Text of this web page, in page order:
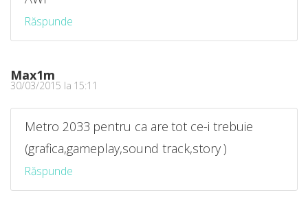
Răspunde
Max1m
30/03/2015 la 15:11
Metro 2033 pentru ca are tot ce-i trebuie
(grafica,gameplay,sound track,story )
Răspunde